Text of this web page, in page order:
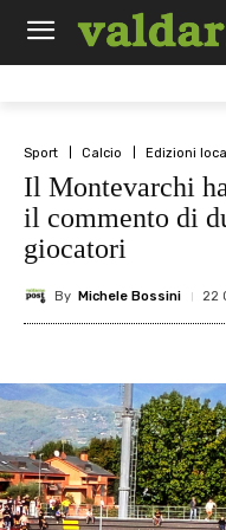
Sport Calcio Edizioni
Il Montevarchi
il commento di
giocatori
By Michele Bossini 22